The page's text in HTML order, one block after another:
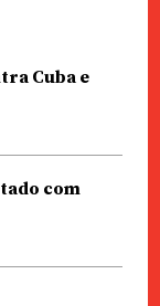
Cuba e
com